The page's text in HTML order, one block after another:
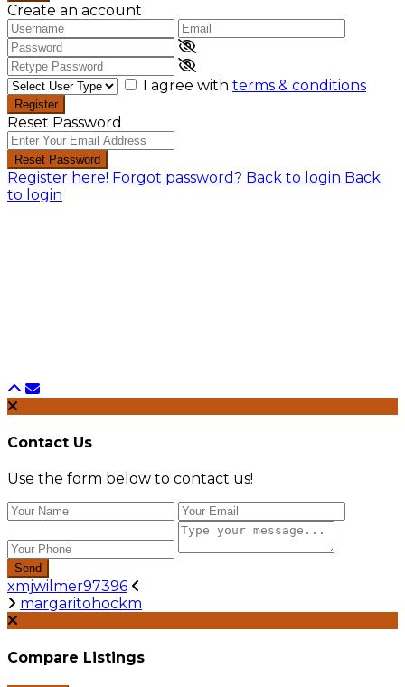
Create an account
I agree with terms & conditions
Register
Reset Password
Reset Password
Register here! Forgot password? Back to login Back
to login
Contact Us
Use the form below to contact us!
Send
xmjwilmer97396
margaritohockm
Compare Listings